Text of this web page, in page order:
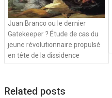
Juan Branco ou le dernier
Gatekeeper ? Étude de cas du
jeune révolutionnaire propulsé
en tête de la dissidence
Related posts